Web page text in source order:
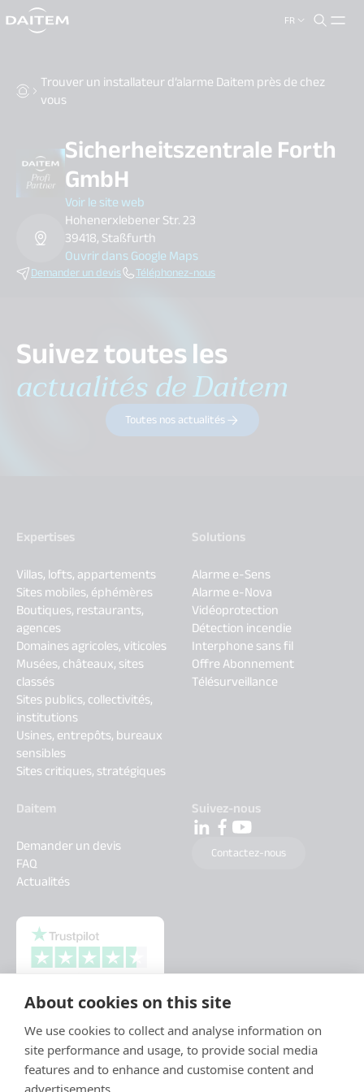
About cookies on this site
We use cookies to collect and analyse information on
site performance and usage, to provide social media
features and to enhance and customise content and
advertisements.
FR
search.label
Trouver un installateur d’alarme Daitem près de chez
vous
Sicherheitszentrale Forth
GmbH
Voir le site web
Hohenerxlebener Str. 23
39418, Staßfurth
Ouvrir dans Google Maps
Demander un devis Téléphonez-nous
Suivez toutes les
actualités de Daitem
Toutes nos actualités
Expertises
Villas, lofts, appartements
Sites mobiles, éphémères
Boutiques, restaurants,
agences
Domaines agricoles, viticoles
Musées, châteaux, sites
classés
Sites publics, collectivités,
institutions
Usines, entrepôts, bureaux
sensibles
Sites critiques, stratégiques
Solutions
Alarme e-Sens
Alarme e-Nova
Vidéoprotection
Détection incendie
Interphone sans fil
Offre Abonnement
Télésurveillance
Daitem
Demander un devis
FAQ
Actualités
Suivez-nous
Contactez-nous